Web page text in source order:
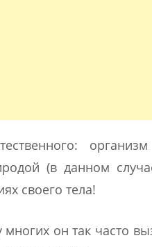
(в данном
своего тела!
многих он так часто